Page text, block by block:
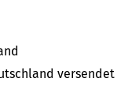
versendet